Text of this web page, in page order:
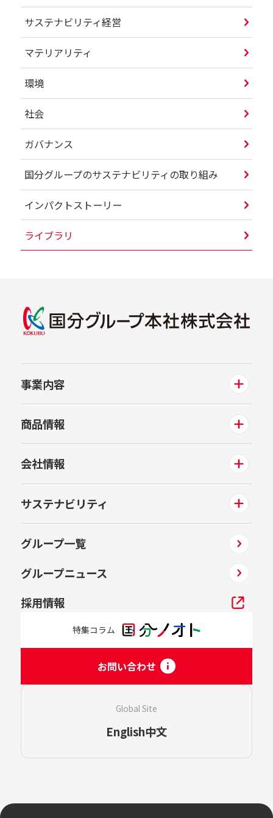
サステナビリティ経営
マテリアリティ
環境
社会
ガバナンス
国分グループのサステナビリティの取り組み
インパクトストーリー
ライブラリ
事業内容
商品情報
会社情報
サステナビリティ
グループ一覧
グループニュース
採用情報
特集コラム
お問い合わせ
Global Site
English中文